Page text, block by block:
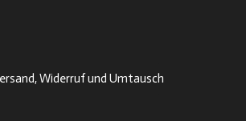
Widerruf und Umtausch